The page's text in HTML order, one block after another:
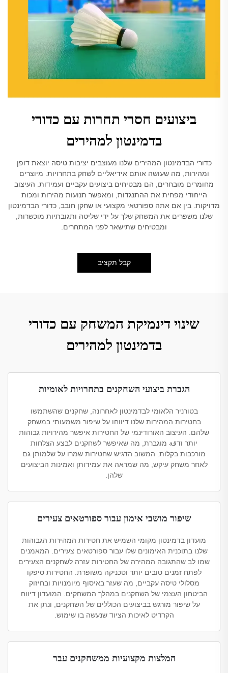
ביצועים חסרי תחרות עם כדורי
בדמינטון למהירים
כדורי הבדמינטון המהירים שלנו מעוצבים יציבות טיסה יוצאת דופן
ומהירות, מה שעושה אותם אידיאליים לשחק בתחרויות. מיוצרים
מחומרים מובחרים, הם מבטיחים ביצועים עקביים ועמידות. העיצוב
הייחודי מפחית את ההתנגדות, ומאפשר תנועות מהירות ומכות
מדויקות. בין אם אתה ספורטאי מקצועי או שחקן חובב, כדורי הבדמינטון
שלנו משפרים את המשחק שלך על ידי שליטה ותגובתיות מוכשרות,
ומבטיחים שתישאר לפני המתחרים.
קבל תקציב
שינוי דינמיקת המשחק עם כדורי
בדמינטון למהירים
הגברת ביצועי השחקנים בתחרויות לאומיות
בטורניר הלאומי לבדמינטון לאחרונה, שחקנים שהשתמשו
בחטירות המהירות שלנו דיווחו על שיפור משמעותי במשחק
שלהם. העיצוב האורודינמי של החטירות איפשר מהירויות גבוהות
יותר ודقة מוגברת, מה שאיפשר לשחקנים לבצע הצלחות
מורכבות בקלות. המשוב הדגיש שחטירות שמרו על שלמותן גם
לאחר משחק עיקש, מה שמראה את עמידותן ואמינות הביצועים
שלהן.
שיפור מושבי אימון עבור ספורטאים צעירים
מועדון בדמינטון מקומי השמיש את חטירות המהירות הגבוהות
שלנו בתוכנית האימונים שלו עבור ספורטאים צעירים. המאמנים
שמו לב שהתגובה המהירה של החטירות עזרה לשחקנים הצעירים
לפתח זמנים טובים יותר וטכניקה משופרת. החטירות סיפקו
מסלולי טיסה עקביים, מה שעזר באיסוף מיומנויות ובחיזוק
הביטחון העצמי של השחקנים במהלך המשחקים. המועדון דיווח
על שיפור מורגש בביצועים הכוללים של השחקנים, ונתן את
הקרדיט לאיכות הציוד שנעשה בו שימוש.
המלצות מקצועיות ממשחקנים עבר